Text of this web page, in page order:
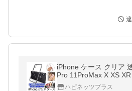
iPhone ケース クリア
Pro 11ProMax X XS XR
Plus SE 5s 5 用 スマホ
ハピネッツプラス